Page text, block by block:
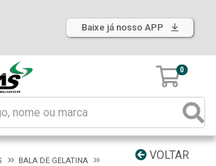
Baixe já nosso APP
0
VOLTAR
BALA DE GELATINA